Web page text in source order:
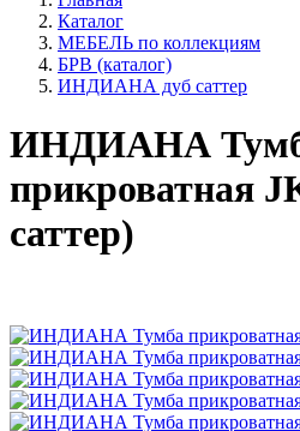
Каталог
МЕБЕЛЬ по коллекциям
БРВ (каталог)
ИНДИАНА дуб саттер
ИНДИАНА
прикроватная
саттер)